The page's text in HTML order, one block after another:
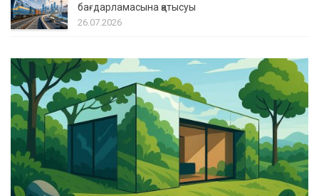
бағдарламасына қатысуы
26.07.2026